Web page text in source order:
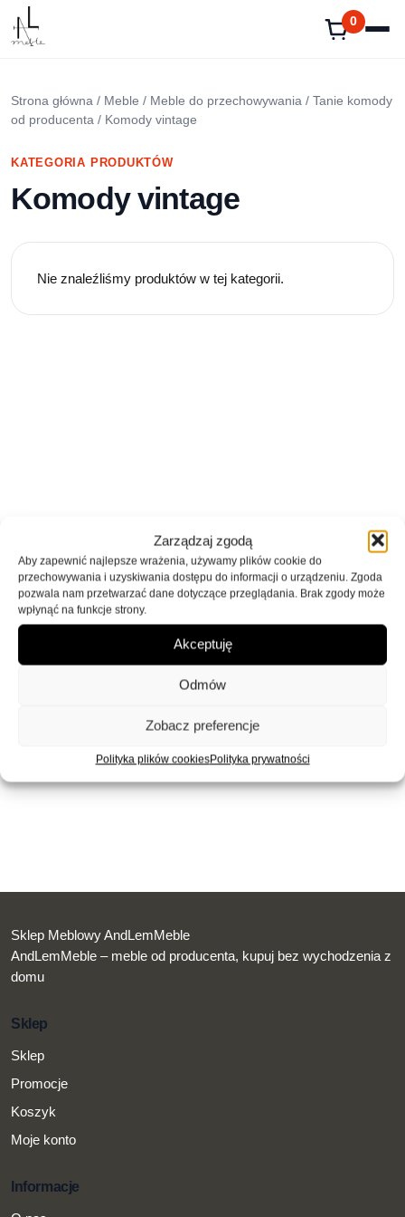
Zarządzaj zgodą
Aby zapewnić najlepsze wrażenia, używamy plików cookie do
przechowywania i uzyskiwania dostępu do informacji o urządzeniu. Zgoda
pozwala nam przetwarzać dane dotyczące przeglądania. Brak zgody może
wpłynąć na funkcje strony.
Akceptuję
Odmów
Zobacz preferencje
Polityka plików cookiesPolityka prywatności
Przejdź
treści
0
Strona główna / Meble / Meble do przechowywania / Tanie komody
od producenta / Komody vintage
KATEGORIA PRODUKTÓW
Komody vintage
Nie znaleźliśmy produktów w tej kategorii.
Sklep Meblowy AndLemMeble
AndLemMeble – meble od producenta, kupuj bez wychodzenia z
domu
Sklep
Sklep
Promocje
Koszyk
Moje konto
Informacje